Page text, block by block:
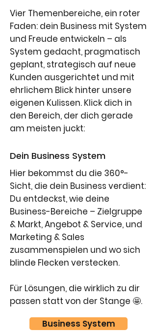
Vier Themenbereiche, ein roter
Faden: dein Business mit System
und Freude entwickeln – als
System gedacht, pragmatisch
geplant, strategisch auf neue
Kunden ausgerichtet und mit
ehrlichem Blick hinter unsere
eigenen Kulissen. Klick dich in
den Bereich, der dich gerade
am meisten juckt:
Dein Business System
Hier bekommst du die 360°-
Sicht, die dein Business verdient:
Du entdeckst, wie deine
Business-Bereiche – Zielgruppe
& Markt, Angebot & Service, und
Marketing & Sales
zusammenspielen und wo sich
blinde Flecken verstecken.
Für Lösungen, die wirklich zu dir
passen statt von der Stange 🤩.
Business System